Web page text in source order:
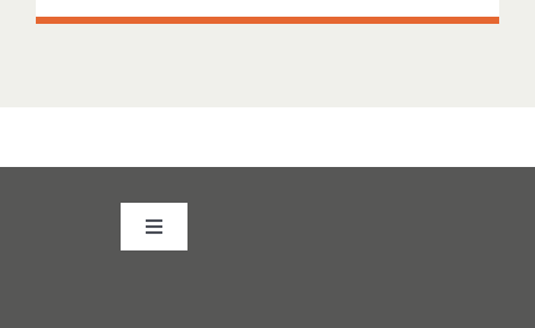
Toggle